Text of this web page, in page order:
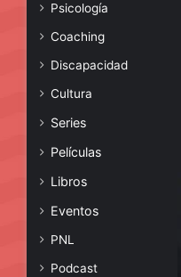
Psicología
Coaching
Discapacidad
Cultura
Series
Películas
Libros
Eventos
PNL
Podcast